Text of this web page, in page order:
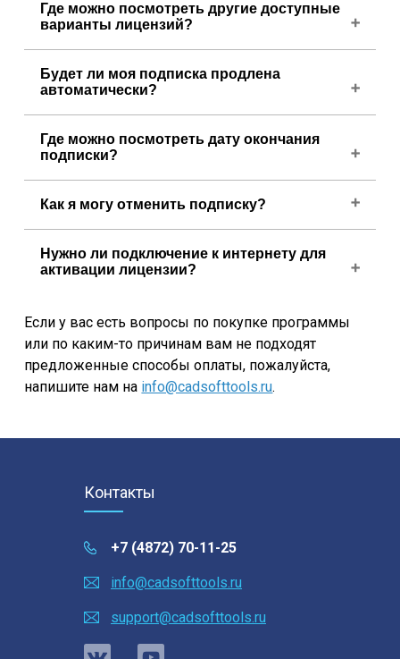
Где можно посмотреть другие доступные
варианты лицензий?
лицензий на
Будет ли моя подписка продлена
автоматически?
пока вы не отмените её. Мы заранее
отправляем напоминание о продлении.
Где можно посмотреть дату окончания
подписки?
запустите ABViewer, нажмите на синий значок с
вопросительным знаком, расположенный в
правом верхнем углу, и выберите пункт «О
программе».
Как я могу отменить подписку?
подписку, вы можете отменить её в личном
кабинете Allsoft или написать нам на
отмена подписки предотвращает только её
дальнейшее продление, не предусматривая
возврат средств за уже произведенное
продление.
Нужно ли подключение к интернету для
активации лицензии?
без подключения к интернету.
Если у вас есть вопросы по покупке программы
или по каким-то причинам вам не подходят
предложенные способы оплаты, пожалуйста,
напишите нам на info@cadsofttools.ru.
Контакты
+7 (4872) 70-11-25
info@cadsofttools.ru
support@cadsofttools.ru